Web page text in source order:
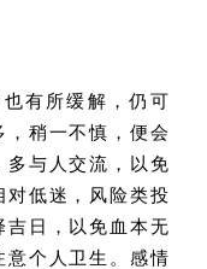
有所缓解，仍可
稍一不慎，便会
多与人交流，以免
对低迷，风险类投
吉日，以免血本无
意个人卫生。感情